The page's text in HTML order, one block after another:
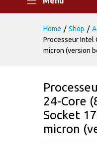
Home / Shop /
Processeur Intel
micron (version
24-Core
Socket
micron